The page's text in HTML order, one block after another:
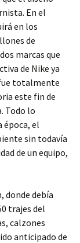
En el
en los
de
marcas que
de Nike ya
totalmente
este fin de
Todo lo
época, el
sin todavía
de un equipo,
donde debía
trajes del
calzones
anticipado de